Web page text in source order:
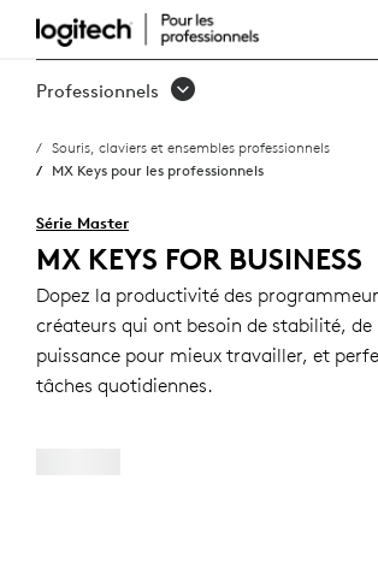
MX KEYS
POUR
PROFESSIONNELS
Professionnels
Souris, claviers et ensembles professionnels
MX Keys pour les professionnels
Série Master
MX KEYS FOR BUSINESS
Dopez la productivité des
créateurs qui ont besoin de stabilité, de
puissance pour mieux travailler, et
tâches quotidiennes.